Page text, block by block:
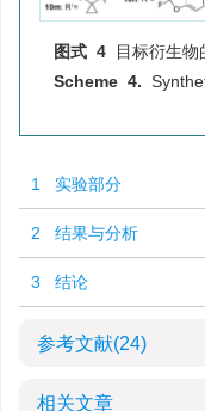
图式 4
目标衍生物
Scheme 4.
1 实验部分
2 结果与分析
3 结论
参考文献(24)
相关文章